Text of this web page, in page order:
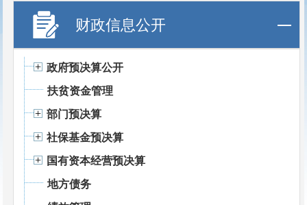
财政信息公开
政府预决算公开
扶贫资金管理
部门预决算
社保基金预决算
国有资本经营预决算
地方债务